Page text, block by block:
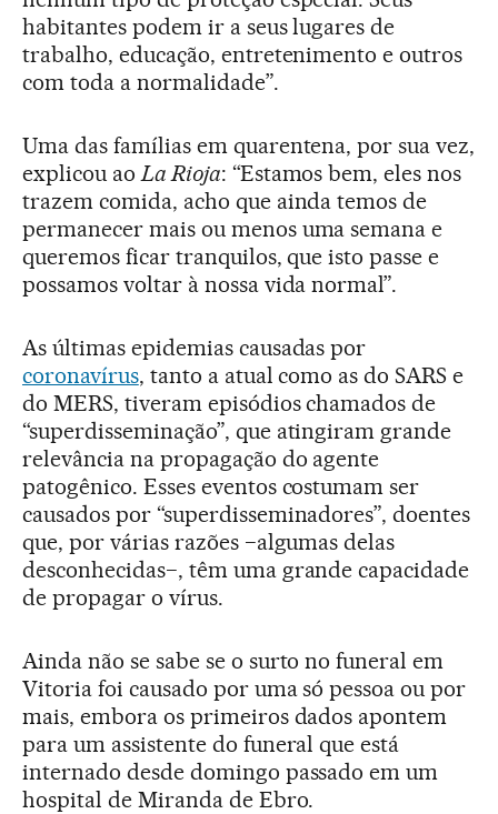
habitantes podem ir a seus lugares de
trabalho, educação, entretenimento e outros
com toda a normalidade”.
Uma das famílias em quarentena, por sua vez,
explicou aoLa Rioja: “Estamos bem, eles nos
trazem comida, acho que ainda temos de
permanecer mais ou menos uma semana e
queremos ficar tranquilos, que isto passe e
possamos voltar à nossa vida normal”.
As últimas epidemias causadas por
coronavírus, tanto a atual como as do SARS e
do MERS, tiveram episódios chamados de
“superdisseminação”, que atingiram grande
relevância na propagação do agente
patogênico. Esses eventos costumam ser
causados por “superdisseminadores”, doentes
que, por várias razões −algumas delas
desconhecidas−, têm uma grande capacidade
de propagar o vírus.
Ainda não se sabe se o surto no funeral em
Vitoria foi causado por uma só pessoa ou por
mais, embora os primeiros dados apontem
para um assistente do funeral que está
internado desde domingo passado em um
hospital de Miranda de Ebro.